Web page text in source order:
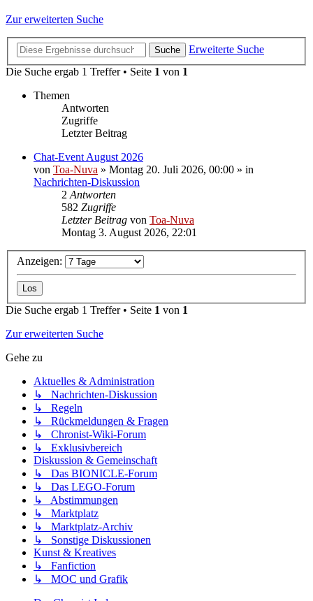
Zur erweiterten Suche
Suche
Erweiterte Suche
Die Suche ergab 1 Treffer • Seite 1 von 1
Themen
Antworten
Zugriffe
Letzter Beitrag
Chat-Event August 2026
von Toa-Nuva » Montag 20. Juli 2026, 00:00 » in
Nachrichten-Diskussion
2 Antworten
582 Zugriffe
Letzter Beitrag von Toa-Nuva
Montag 3. August 2026, 22:01
Anzeigen:
Die Suche ergab 1 Treffer • Seite 1 von 1
Zur erweiterten Suche
Gehe zu
Aktuelles & Administration
↳ Nachrichten-Diskussion
↳ Regeln
↳ Rückmeldungen & Fragen
↳ Chronist-Wiki-Forum
↳ Exklusivbereich
Diskussion & Gemeinschaft
↳ Das BIONICLE-Forum
↳ Das LEGO-Forum
↳ Abstimmungen
↳ Marktplatz
↳ Marktplatz-Archiv
↳ Sonstige Diskussionen
Kunst & Kreatives
↳ Fanfiction
↳ MOC und Grafik